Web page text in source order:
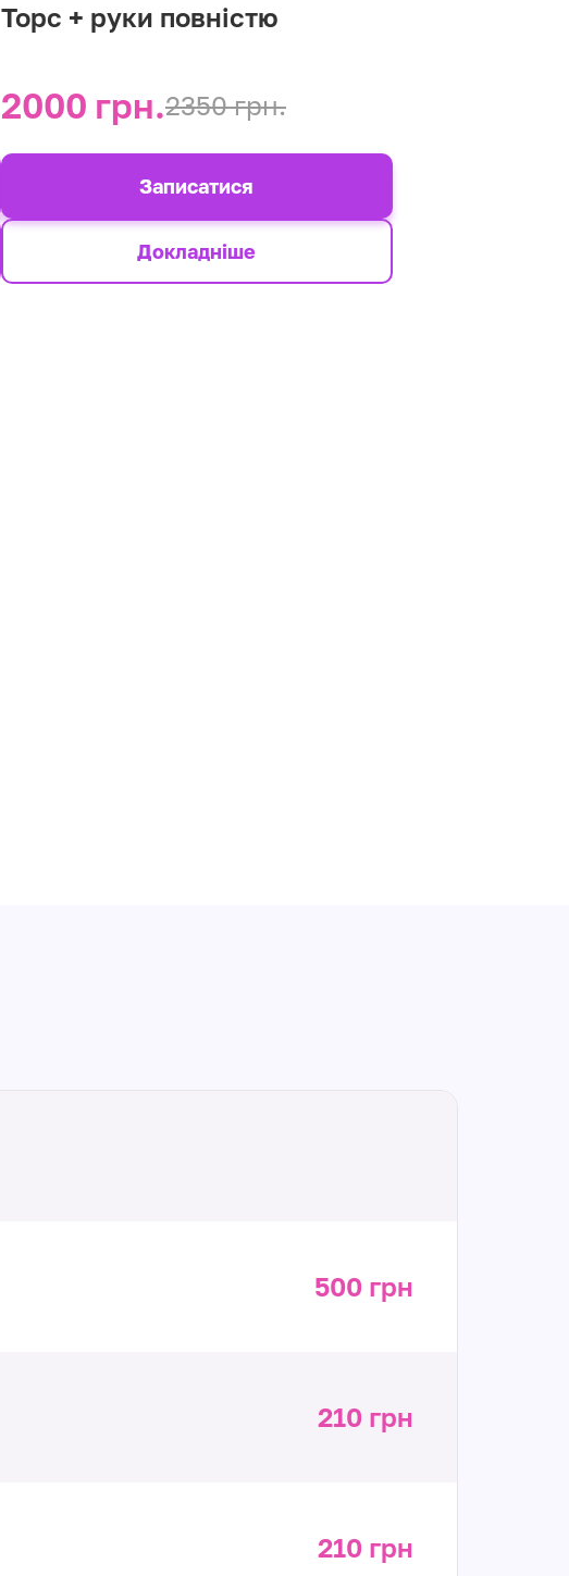
Торс + руки повністю
2000 грн.2350 грн.
Докладніше
Записатися
500 грн
210 грн
210 грн